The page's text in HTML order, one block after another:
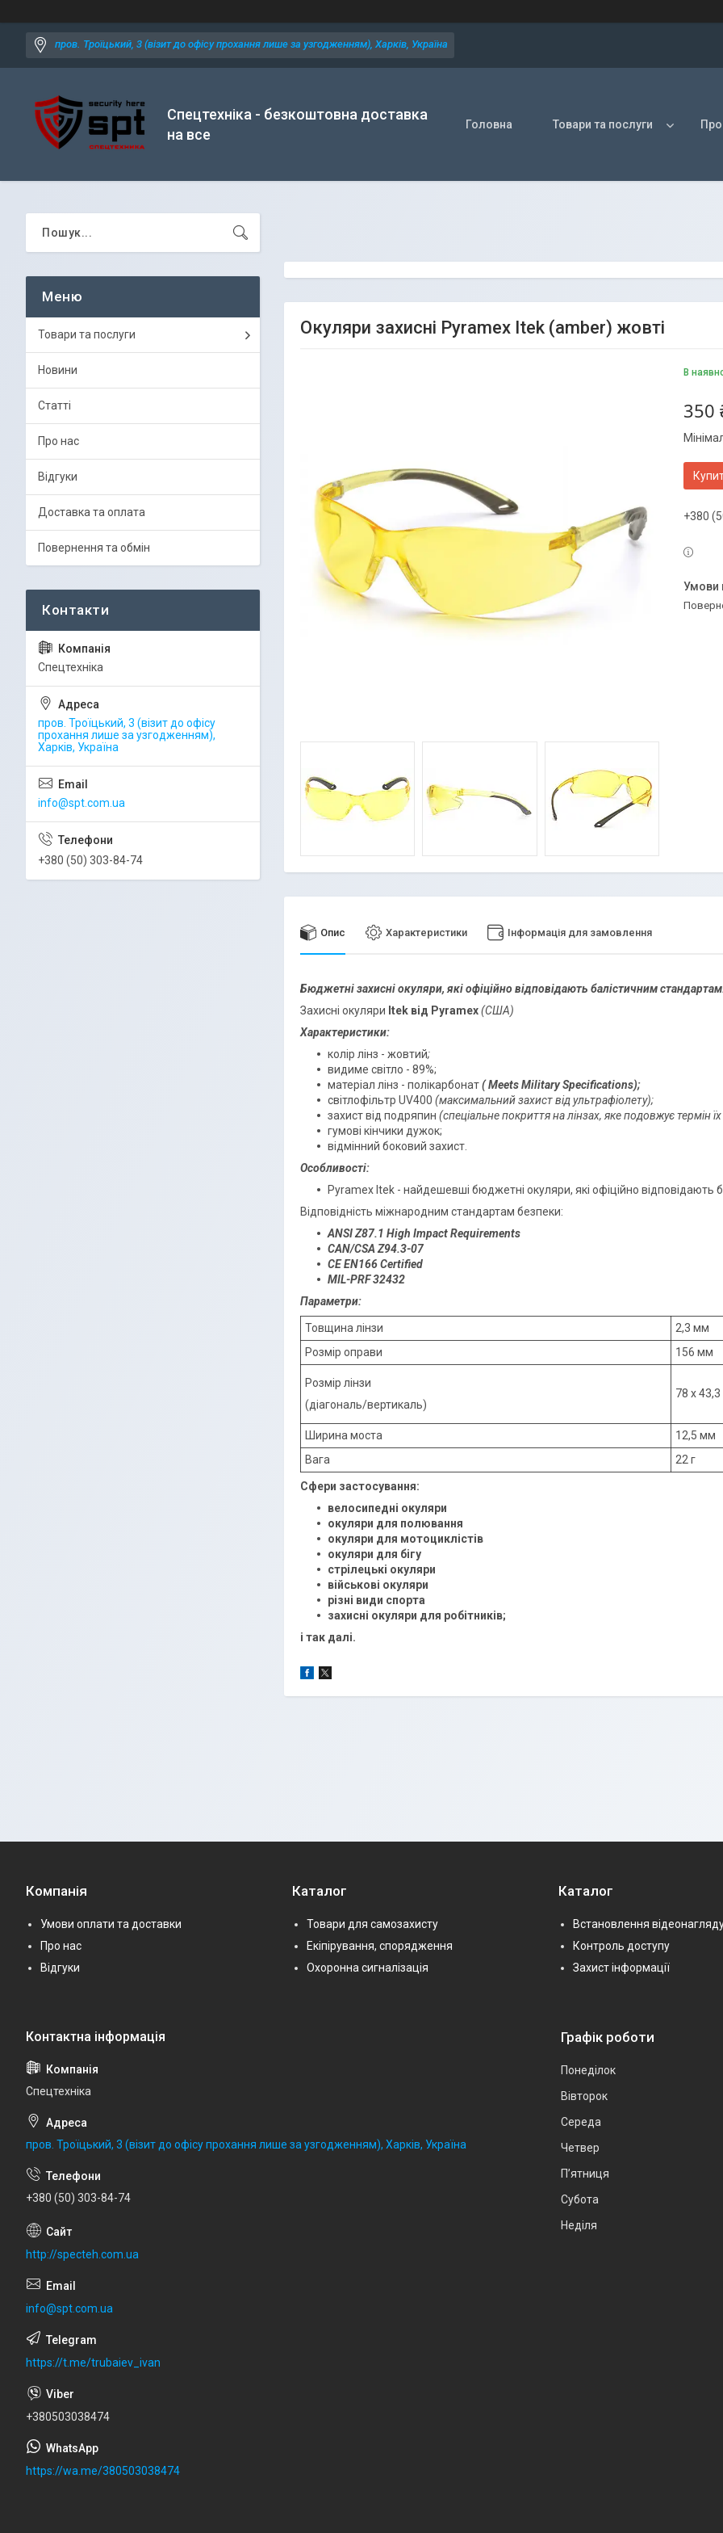
пров. Троїцький, 3 (візит до офісу прохання лише за узгодженням), Харків, Україна
Спецтехніка - безкоштовна доставка
на все
Головна Товари та послуги
Окуляри захисні Pyramex Itek (amber) жовті
В
350
+380
Опис Характеристики Інформація для замовлення
Бюджетні захисні окуляри, які офіційно відповідають балістичним
Захисні окуляри Itek від Pyramex(США)
Характеристики:
колір лінз - жовтий;
видиме світло - 89%;
матеріал лінз - полікарбонат(Meets Military Specifications);
світлофільтр UV400 (максимальний захист від ультрафіолету);
захист від подряпин (спеціальне покриття на лінзах, яке подовжує термін їх
гумові кінчики дужок;
відмінний боковий захист.
Особливості:
Pyramex Itek - найдешевші бюджетні окуляри, які офіційно відповідають
Відповідність міжнародним стандартам безпеки:
ANSI Z87.1 High Impact Requirements
CAN/CSA Z94.3-07
CE EN166 Certified
MIL-PRF 32432
Параметри:
Товщина лінзи
2,3 мм
Розмір оправи
156 мм
Розмір лінзи
(діагональ/вертикаль)
78 x
Ширина моста
12,5 мм
Вага
22 г
Сфери застосування:
велосипедні окуляри
окуляри для полювання
окуляри для мотоциклістів
окуляри для бігу
стрілецькі окуляри
військові окуляри
різні види спортa
захисні окуляри для робітників;
і так далі.
Товари та послуги
Новини
Статті
Про нас
Відгуки
Доставка та оплата
Повернення та обмін
Спецтехніка
пров. Троїцький, 3 (візит до офісу
прохання лише за узгодженням),
Харків, Україна
info@spt.com.ua
+380 (50) 303-84-74
Компанія
Умови оплати та доставки
Про нас
Відгуки
Каталог
Товари для самозахисту
Екіпірування, спорядження
Охоронна сигналізація
Каталог
Встановлення
Контроль доступу
Захист інформації
Спецтехніка
пров. Троїцький, 3 (візит до офісу прохання лише за узгодженням), Харків, Україна
+380 (50) 303-84-74
http://specteh.com.ua
info@spt.com.ua
https://t.me/trubaiev_ivan
+380503038474
https://wa.me/380503038474
Графік роботи
Понеділок
Вівторок
Середа
Четвер
Пʼятниця
Субота
Неділя